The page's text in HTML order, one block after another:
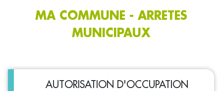
MA COMMUNE - ARRETES
MUNICIPAUX
AUTORISATION D'OCCUPATION